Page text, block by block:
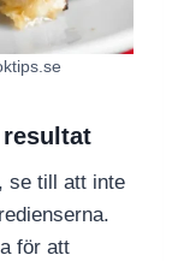
se till att inte
för att